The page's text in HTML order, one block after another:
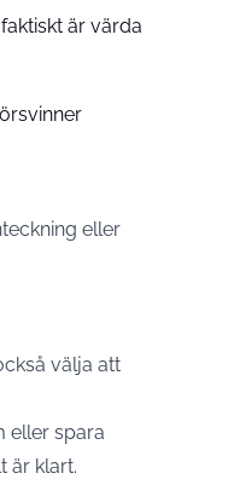
är värda
eller
välja att
eller spara
är klart.